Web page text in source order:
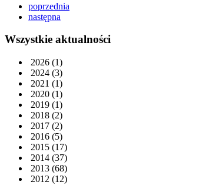
poprzednia
następna
Wszystkie aktualności
2026 (1)
2024 (3)
2021 (1)
2020 (1)
2019 (1)
2018 (2)
2017 (2)
2016 (5)
2015 (17)
2014 (37)
2013 (68)
2012 (12)